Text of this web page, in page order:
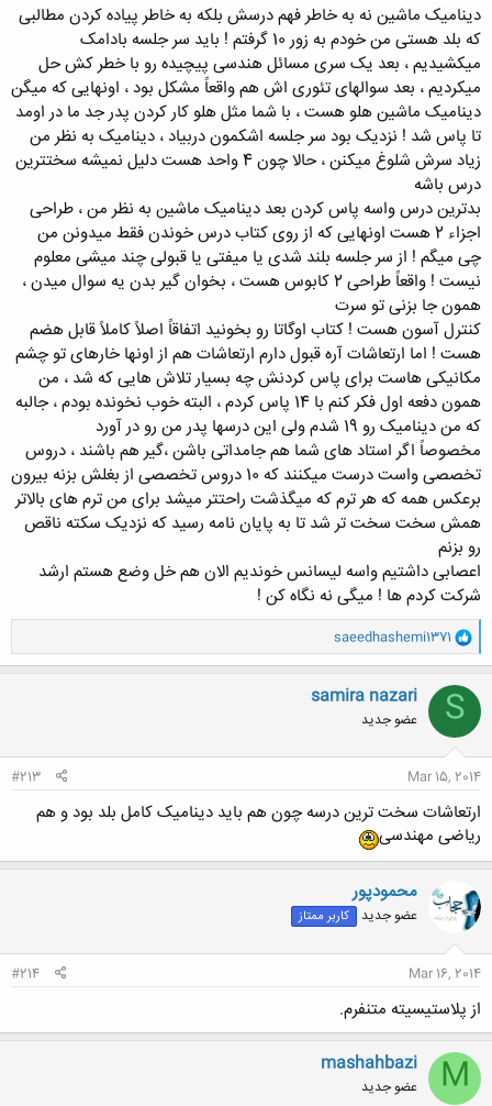
دینامیک ماشین نه به خاطر فهم درسش بلکه به خاطر پیاده کردن مطالبی
که بلد هستی من خودم به زور 10 گرفتم ! باید سر جلسه بادامک
میکشیدیم ، بعد یک سری مسائل هندسی پیچیده رو با خطر کش حل
میکردیم ، بعد سوالهای تئوری اش هم واقعاً مشکل بود ، اونهایی که میگن
دینامیک ماشین هلو هست ، با شما مثل هلو کار کردن پدر جد ما در اومد
تا پاس شد ! نزدیک بود سر جلسه اشکمون دربیاد ، دینامیک به نظر من
زیاد سرش شلوغ میکنن ، حالا چون 4 واحد هست دلیل نمیشه سختترین
درس باشه
بدترین درس واسه پاس کردن بعد دینامیک ماشین به نظر من ، طراحی
اجزاء 2 هست اونهایی که از روی کتاب درس خوندن فقط میدونن من
چی میگم ! از سر جلسه بلند شدی یا میفتی یا قبولی چند میشی معلوم
نیست ! واقعاً طراحی 2 کابوس هست ، بخوان گیر بدن یه سوال میدن ،
همون جا بزنی تو سرت
کنترل آسون هست ! کتاب اوگاتا رو بخونید اتفاقاً اصلاً کاملاً قابل هضم
هست ! اما ارتعاشات آره قبول دارم ارتعاشات هم از اونها خارهای تو چشم
مکانیکی هاست برای پاس کردنش چه بسیار تلاش هایی که شد ، من
همون دفعه اول فکر کنم با 14 پاس کردم ، البته خوب نخونده بودم ، جالبه
که من دینامیک رو 19 شدم ولی این درسها پدر من رو در آورد
مخصوصاً اگر استاد های شما هم جامداتی باشن ،گیر هم باشند ، دروس
تخصصی واست درست میکنند که 10 دروس تخصصی از بغلش بزنه بیرون
برعکس همه که هر ترم که میگذشت راحتتر میشد برای من ترم های بالاتر
همش سخت سخت تر شد تا به پایان نامه رسید که نزدیک سکته ناقص
رو بزنم
اعصابی داشتیم واسه لیسانس خوندیم الان هم خل وضع هستم ارشد
شرکت کردم ها ! میگی نه نگاه کن !
و
ا
ک
ن
ش
ه
ا
saeedhashemi1371
S
samira nazari
عضو جدید
Mar 15, 2014
#213
ارتعاشات سخت ترین درسه چون هم باید دینامیک کامل بلد بود و هم
ریاضی مهندسی
محمودپور
عضو جدید کاربر ممتاز
Mar 16, 2014
#214
از پلاستیسیته متنفرم.
M
mashahbazi
عضو جدید